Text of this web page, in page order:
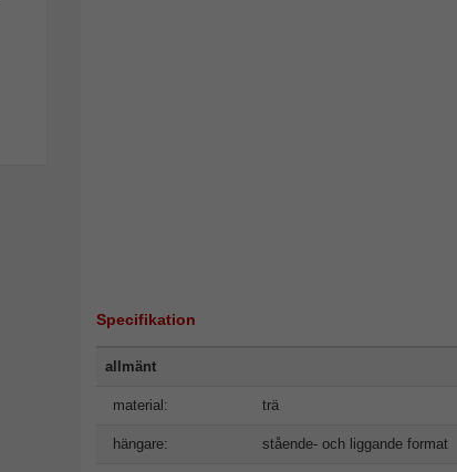
Specifikation
allmänt
material: trä
hängare: stående- och liggande format